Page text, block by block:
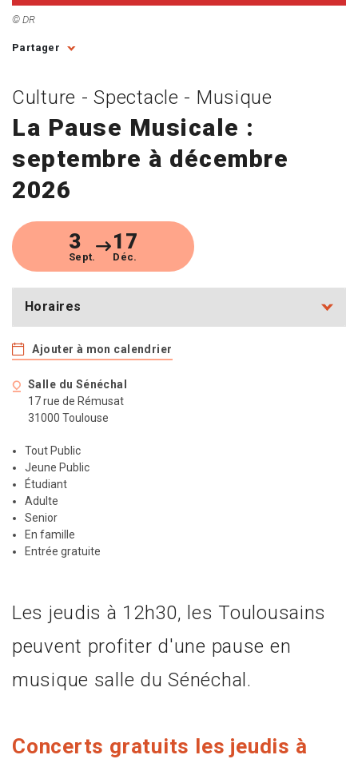
© DR
Partager
La Pause Musicale :
septembre à décembre
2026
Culture - Spectacle - Musique
3
Sept.
17
Déc.
Horaires
Ajouter à mon calendrier
Salle du Sénéchal
17 rue de Rémusat
31000 Toulouse
Tout Public
Jeune Public
Étudiant
Adulte
Senior
En famille
Entrée gratuite
Les jeudis à 12h30, les Toulousains
peuvent profiter d'une pause en
musique salle du Sénéchal.
Concerts gratuits les jeudis à